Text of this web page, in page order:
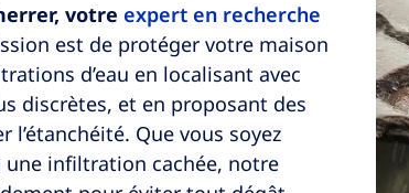
votre expert en recherche
est de protéger votre maison
d’eau en localisant avec
discrètes, et en proposant des
Que vous soyez
infiltration cachée, notre